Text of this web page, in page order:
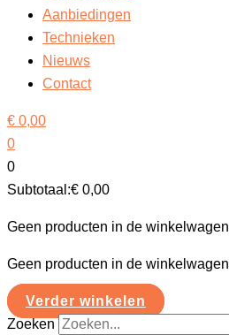
Aanbiedingen
Technieken
Nieuws
Contact
€ 0,00
0
0
Subtotaal:€ 0,00
Geen producten in de
Geen producten in de
Verder winkelen
Zoeken